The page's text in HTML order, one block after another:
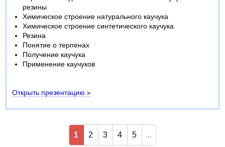
резины
Химическое строение натурального каучука
Химическое строение синтетического каучука
Резина
Понятие о терпенах
Получение каучука
Применение каучуков
Открыть презентацию »
1 2 3 4 5 ...